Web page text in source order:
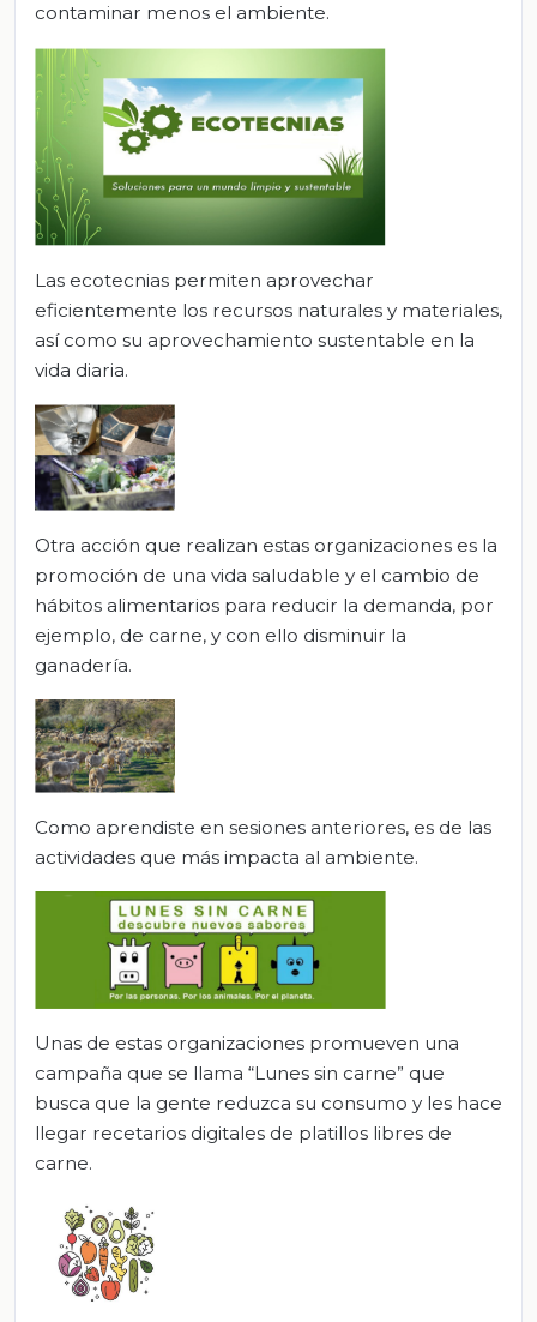
contaminar menos el ambiente.
Las ecotecnias permiten aprovechar
eficientemente los recursos naturales y materiales,
así como su aprovechamiento sustentable en la
vida diaria.
Otra acción que realizan estas organizaciones es la
promoción de una vida saludable y el cambio de
hábitos alimentarios para reducir la demanda, por
ejemplo, de carne, y con ello disminuir la
ganadería.
Como aprendiste en sesiones anteriores, es de las
actividades que más impacta al ambiente.
Unas de estas organizaciones promueven una
campaña que se llama “Lunes sin carne” que
busca que la gente reduzca su consumo y les hace
llegar recetarios digitales de platillos libres de
carne.